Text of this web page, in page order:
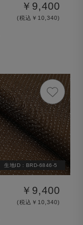
￥9,400
(税込￥10,340)
生地ID : BRD-6846-5
￥9,400
(税込￥10,340)